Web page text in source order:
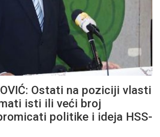
Ostati na poziciji vlasti
isti ili veći broj
politike i ideja HSS-